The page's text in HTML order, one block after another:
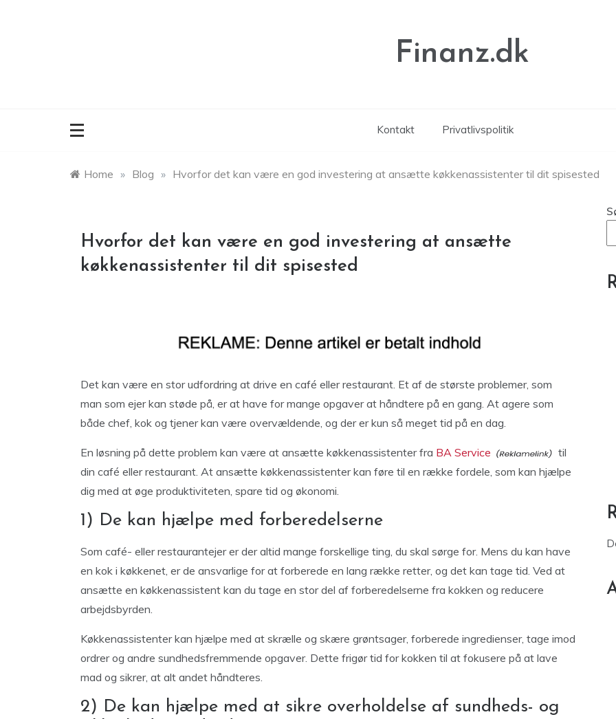
Finanz.dk
Kontakt Privatlivspolitik
Home » Blog » Hvorfor det kan være en god investering at ansætte køkkenassistenter til dit spisested
Hvorfor det kan være en god investering at ansætte
køkkenassistenter til dit spisested
Det kan være en stor udfordring at drive en café eller restaurant. Et af de største problemer, som
man som ejer kan støde på, er at have for mange opgaver at håndtere på en gang. At agere som
både chef, kok og tjener kan være overvældende, og der er kun så meget tid på en dag.
En løsning på dette problem kan være at ansætte køkkenassistenter fra BA Service
til
din café eller restaurant. At ansætte køkkenassistenter kan føre til en række fordele, som kan hjælpe
dig med at øge produktiviteten, spare tid og økonomi.
1) De kan hjælpe med forberedelserne
Som café- eller restaurantejer er der altid mange forskellige ting, du skal sørge for. Mens du kan have
en kok i køkkenet, er de ansvarlige for at forberede en lang række retter, og det kan tage tid. Ved at
ansætte en køkkenassistent kan du tage en stor del af forberedelserne fra kokken og reducere
arbejdsbyrden.
Køkkenassistenter kan hjælpe med at skrælle og skære grøntsager, forberede ingredienser, tage imod
ordrer og andre sundhedsfremmende opgaver. Dette frigør tid for kokken til at fokusere på at lave
mad og sikrer, at alt andet håndteres.
2) De kan hjælpe med at sikre overholdelse af sundheds- og